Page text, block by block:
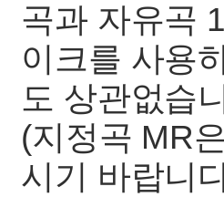
곡과 자유곡
이크를 사용
도 상관없습
(지정곡 MR
시기 바랍니